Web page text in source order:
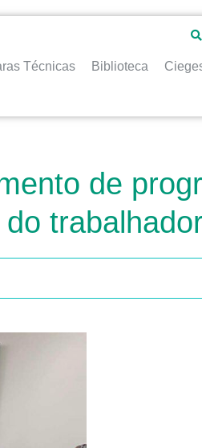
Técnicas Biblioteca
de